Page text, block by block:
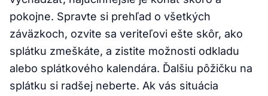
pokojne. Spravte si prehľad o všetkých
záväzkoch, ozvite sa veriteľovi ešte skôr, ako
splátku zmeškáte, a zistite možnosti odkladu
alebo splátkového kalendára. Ďalšiu pôžičku na
splátku si radšej neberte. Ak vás situácia